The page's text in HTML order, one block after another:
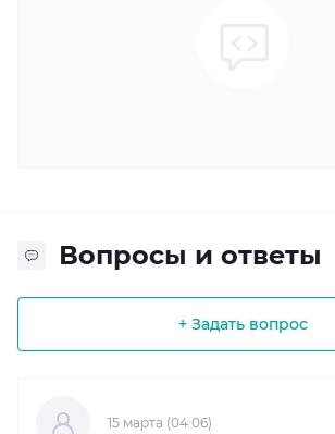
Вопросы и ответы
+ Задать вопрос
15 марта (04:06)